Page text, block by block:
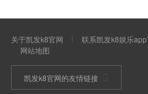
关于凯发k8官网 联系凯发k8娱乐app
网站地图
凯发k8官网的友情链接